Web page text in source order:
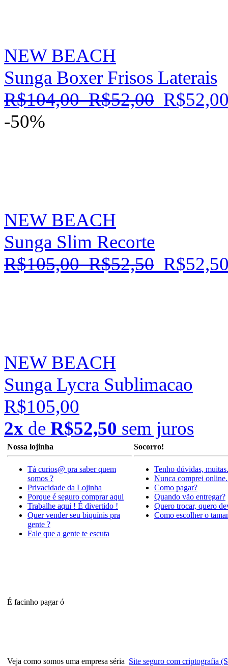
NEW BEACH
Sunga Boxer Frisos Laterais
R$104,00 R$52,00
-50%
NEW BEACH
Sunga Slim Recorte
R$105,00 R$52,50
NEW BEACH
Sunga Lycra Sublimacao
R$105,00
2x de R$52,50 sem juros
Nossa lojinha
Tá curios@ pra saber quem
somos ?
Privacidade da Lojinha
Porque é seguro comprar aqui
Trabalhe aqui ! É divertido !
Quer vender seu biquínis pra
gente ?
Fale que a gente te escuta
Socorro!
Tenho dúvidas, muitas.
Nunca comprei online.
Como pagar?
Quando vão entregar?
Quero trocar, quero
Como escolher o
É facinho pagar ó
Veja como somos uma empresa séria Site seguro com criptografia